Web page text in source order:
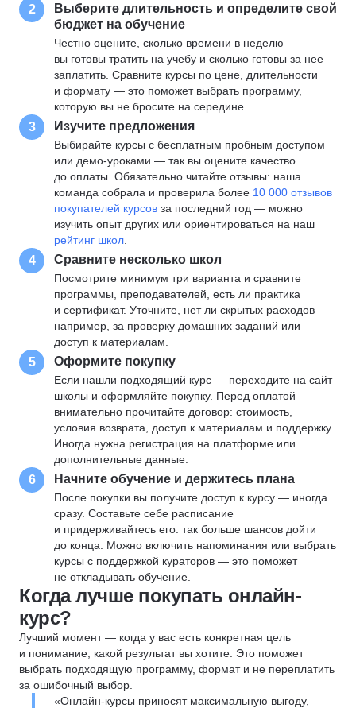
2
Выберите длительность и определите свой
бюджет на обучение
Честно оцените, сколько времени в неделю
вы готовы тратить на учебу и сколько готовы за нее
заплатить. Сравните курсы по цене, длительности
и формату — это поможет выбрать программу,
которую вы не бросите на середине.
3 Изучите предложения
Выбирайте курсы с бесплатным пробным доступом
или демо-уроками — так вы оцените качество
до оплаты. Обязательно читайте отзывы: наша
команда собрала и проверила более 10 000 отзывов
покупателей курсов за последний год — можно
изучить опыт других или ориентироваться на наш
рейтинг школ
4 Сравните несколько школ
Посмотрите минимум три варианта и сравните
программы, преподавателей, есть ли практика
и сертификат. Уточните, нет ли скрытых расходов —
например, за проверку домашних заданий или
доступ к материалам.
5 Оформите покупку
Если нашли подходящий курс — переходите на сайт
школы и оформляйте покупку. Перед оплатой
внимательно прочитайте договор: стоимость,
условия возврата, доступ к материалам и поддержку.
Иногда нужна регистрация на платформе или
дополнительные данные.
6 Начните обучение и держитесь плана
После покупки вы получите доступ к курсу — иногда
сразу. Составьте себе расписание
и придерживайтесь его: так больше шансов дойти
до конца. Можно включить напоминания или выбрать
курсы с поддержкой кураторов — это поможет
не откладывать обучение.
Когда лучше покупать онлайн-
курс?
Лучший момент — когда у вас есть конкретная цель
и понимание, какой результат вы хотите. Это поможет
выбрать подходящую программу, формат и не переплатить
за ошибочный выбор.
«Онлайн-курсы приносят максимальную выгоду,